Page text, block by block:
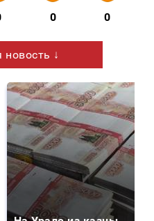
0 0
↓